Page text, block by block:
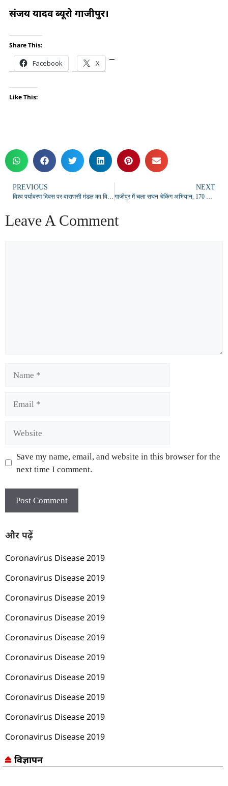
संजय यादव ब्यूरो गाजीपुर।
Share This:
Facebook X
Like This:
PREVIOUS
विश्व पर्यावरण दिवस पर वाराणसी मंडल का विशेष अभियान, स्टेशनों पर चला प्लास्टिक मुक्त जागरूकता अभियान
NEXT
गाजीपुर में चला सघन चेकिंग अभियान, 170 वाहनों का चालान
Leave A Comment
Save my name, email, and website in this browser for the
next time I comment.
और पढ़ें
Coronavirus Disease 2019
Coronavirus Disease 2019
Coronavirus Disease 2019
Coronavirus Disease 2019
Coronavirus Disease 2019
Coronavirus Disease 2019
Coronavirus Disease 2019
Coronavirus Disease 2019
Coronavirus Disease 2019
Coronavirus Disease 2019
विज्ञापन